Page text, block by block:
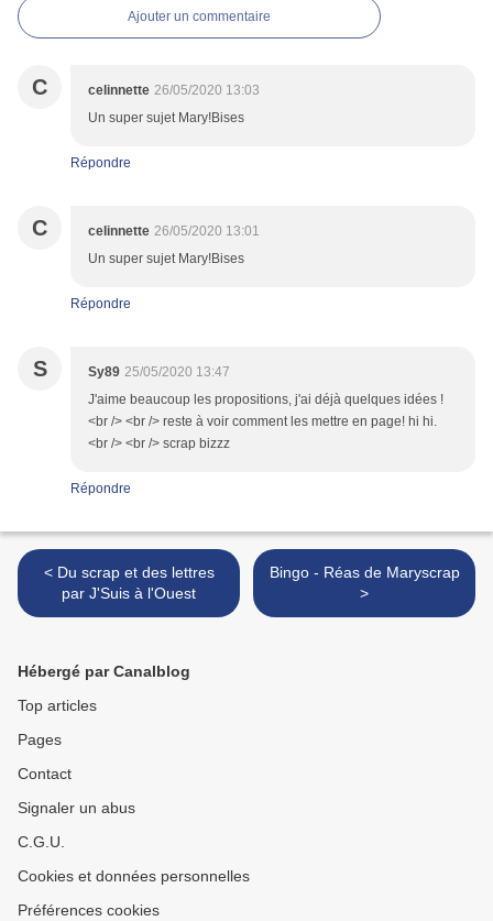
Ajouter un commentaire
C celinnette 26/05/2020 13:03
Un super sujet Mary!Bises
Répondre
C celinnette 26/05/2020 13:01
Un super sujet Mary!Bises
Répondre
S Sy89 25/05/2020 13:47
J'aime beaucoup les propositions, j'ai déjà quelques idées !
<br /> <br /> reste à voir comment les mettre en page! hi hi.
<br /> <br /> scrap bizzz
Répondre
< Du scrap et des lettres
par J'Suis à l'Ouest
Bingo - Réas de Maryscrap
>
Hébergé par Canalblog
Top articles
Pages
Contact
Signaler un abus
C.G.U.
Cookies et données personnelles
Préférences cookies